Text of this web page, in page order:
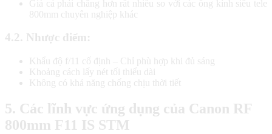
Giá cả phải chăng hơn rất nhiều so với các ống kính siêu tele
800mm chuyên nghiệp khác
4.2. Nhược điểm:
Khẩu độ f/11 cố định – Chỉ phù hợp khi đủ sáng
Khoảng cách lấy nét tối thiểu dài
Không có khả năng chống chịu thời tiết
5. Các lĩnh vực ứng dụng của Canon RF
800mm F11 IS STM